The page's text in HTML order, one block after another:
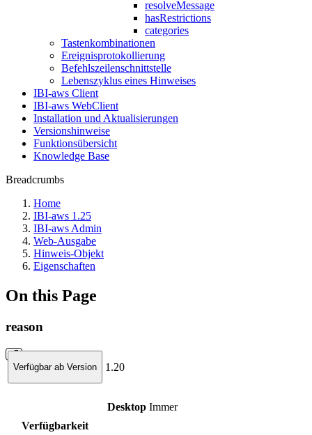
resolveMessage
hasRestrictions
categories
Tastenkombinationen
Ereignisprotokollierung
Befehlszeilenschnittstelle
Lebenszyklus eines Hinweises
IBI-aws Client
IBI-aws WebClient
Installation und Aktualisierungen
Versionshinweise
Funktionsübersicht
Knowledge Base
Breadcrumbs
Home
IBI-aws 1.25
IBI-aws Admin
Web-Ausgabe
Hinweis-Objekt
Eigenschaften
On this Page
reason
Verfügbar ab Version 1.20
Verfügbarkeit
Desktop Immer